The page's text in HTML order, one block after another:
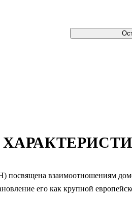
взаимоотношениям
его как крупной